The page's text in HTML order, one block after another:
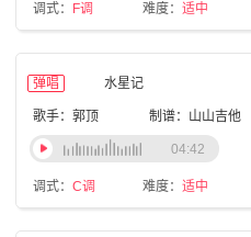
调式： F调 难度： 适中
弹唱 水星记
歌手：郭顶 制谱：山山吉他
调式： C调 难度： 适中
04:42